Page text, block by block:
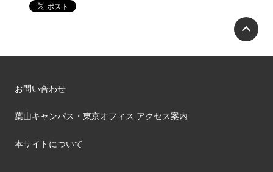
お問い合わせ
葉山キャンパス・東京オフィス アクセス案内
本サイトについて